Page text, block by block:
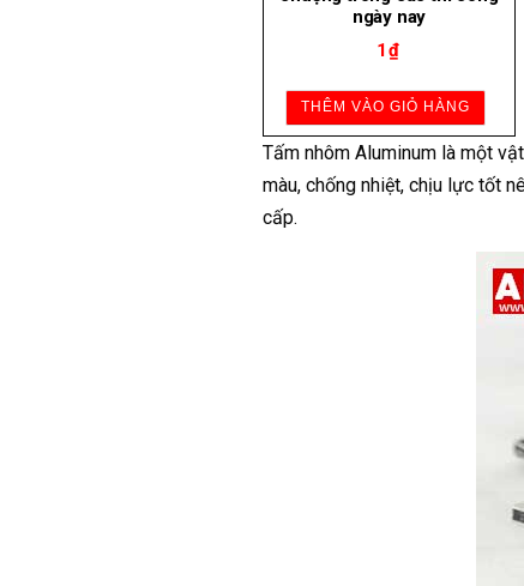
ngày nay
1₫
THÊM VÀO GIỎ HÀNG
Tấm nhôm Aluminum là một
màu, chống nhiệt, chịu lực tốt
cấp.